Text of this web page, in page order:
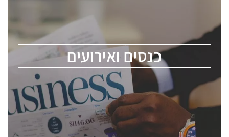
כנסים ואירועים
לכל העוסקים בתעשיית הסמיקונדקטור כולל מהנדסים,
ChipEx2026 will be held on May 12-13, 2026. The
conference is intended for everyone involved in the
semiconductor industry, including engineers,
professional experts, and senior executives.